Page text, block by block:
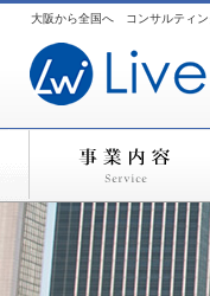
大阪から全国へ コンサルティ